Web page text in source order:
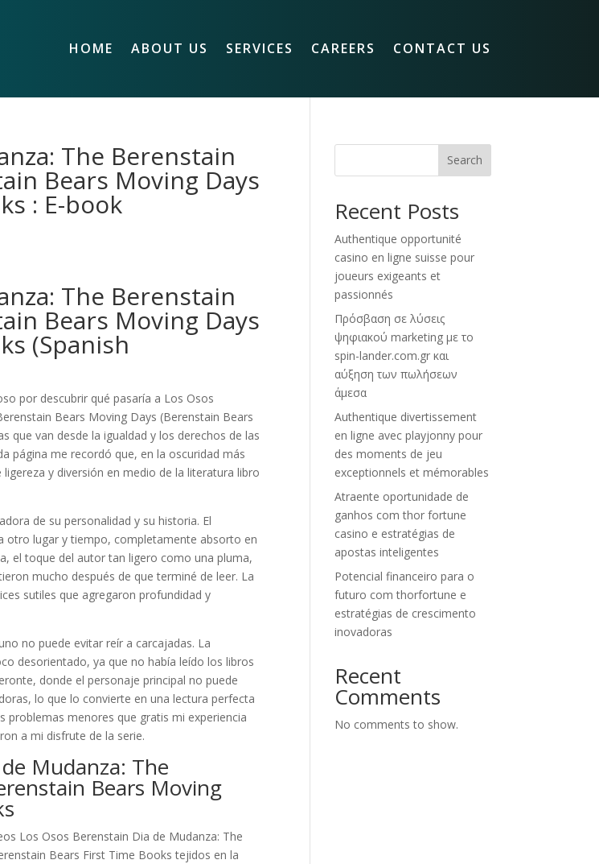
HOME ABOUT US SERVICES CAREERS CONTACT US
The Berenstain
Bears Moving Days
: E-book
The Berenstain
Bears Moving Days
(Spanish
por descubrir qué pasaría a Los Osos
Bears Moving Days (Berenstain Bears
que van desde la igualdad y los derechos de las
página me recordó que, en la oscuridad más
y diversión en medio de la literatura libro
de su personalidad y su historia. El
otro lugar y tiempo, completamente absorto en
el toque del autor tan ligero como una pluma,
mucho después de que terminé de leer. La
sutiles que agregaron profundidad y
no puede evitar reír a carcajadas. La
desorientado, ya que no había leído los libros
donde el personaje principal no puede
lo que lo convierte en una lectura perfecta
problemas menores que gratis mi experiencia
a mi disfrute de la serie.
Mudanza: The
Bears Moving
Los Osos Berenstain Dia de Mudanza: The
Bears First Time Books tejidos en la
Search
Recent Posts
Authentique opportunité
casino en ligne suisse pour
joueurs exigeants et
passionnés
Πρόσβαση σε λύσεις
ψηφιακού marketing με το
spin-lander.com.gr και
αύξηση των πωλήσεων
άμεσα
Authentique divertissement
en ligne avec playjonny pour
des moments de jeu
exceptionnels et mémorables
Atraente oportunidade de
ganhos com thor fortune
casino e estratégias de
apostas inteligentes
Potencial financeiro para o
futuro com thorfortune e
estratégias de crescimento
inovadoras
Recent
Comments
No comments to show.